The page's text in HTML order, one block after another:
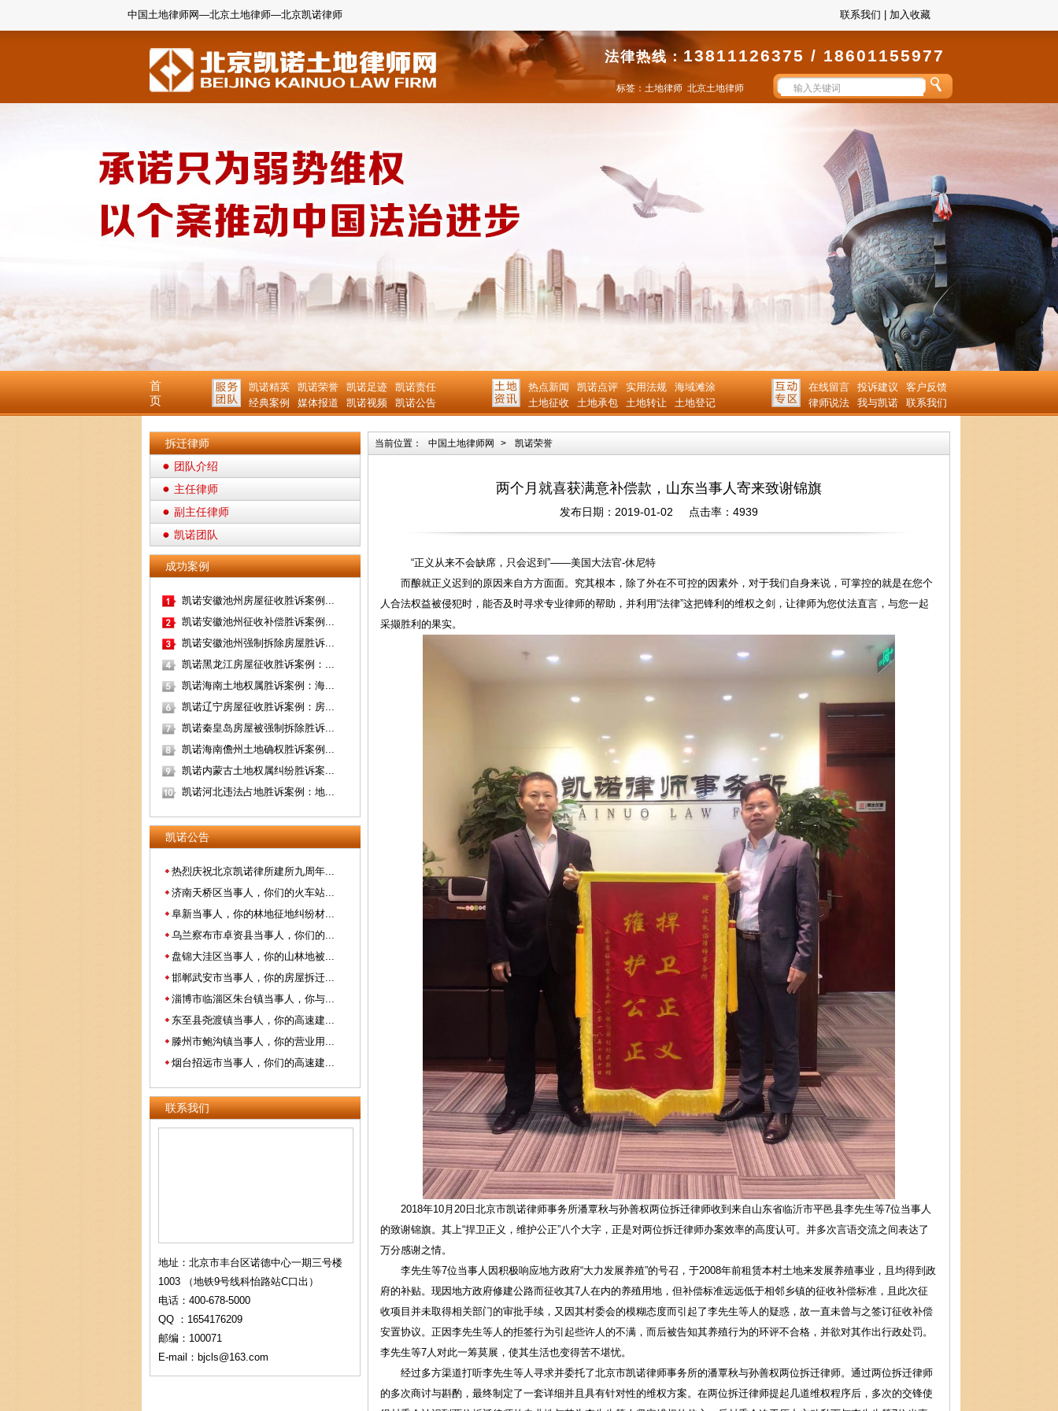
中国土地律师网—北京土地律师—北京凯诺律师 联系我们 加入收藏
法律热线：13811126375 / 18601155977
标签： 土地律师 北京土地律师
首
页
凯诺精英 凯诺荣誉 凯诺足迹
凯诺责任
经典案例
媒体报道 凯诺视频 凯诺公告
热点新闻 凯诺点评 实用法规
海域滩涂
土地征收
土地承包 土地转让 土地登记
在线留言 投诉建议
客户反馈
律师说法
我与凯诺 联系我们
拆迁律师
团队介绍
主任律师
副主任律师
凯诺团队
成功案例
凯诺安徽池州房屋征收胜诉案例...
凯诺安徽池州征收补偿胜诉案例...
凯诺安徽池州强制拆除房屋胜诉...
凯诺黑龙江房屋征收胜诉案例：...
凯诺海南土地权属胜诉案例：海...
凯诺辽宁房屋征收胜诉案例：房...
凯诺秦皇岛房屋被强制拆除胜诉...
凯诺海南儋州土地确权胜诉案例...
凯诺内蒙古土地权属纠纷胜诉案...
凯诺河北违法占地胜诉案例：地...
凯诺公告
热烈庆祝北京凯诺律所建所九周年...
济南天桥区当事人，你们的火车站...
阜新当事人，你的林地征地纠纷材...
乌兰察布市卓资县当事人，你们的...
盘锦大洼区当事人，你的山林地被...
邯郸武安市当事人，你的房屋拆迁...
淄博市临淄区朱台镇当事人，你与...
东至县尧渡镇当事人，你的高速建...
滕州市鲍沟镇当事人，你的营业用...
烟台招远市当事人，你们的高速建...
联系我们
地址：北京市丰台区诺德中心一期三号楼
1003 （地铁9号线科怡路站C口出）
电话：400-678-5000
QQ ：1654176209
邮编：100071
E-mail：bjcls@163.com
当前位置： 中国土地律师网 > 凯诺荣誉
两个月就喜获满意补偿款，山东当事人寄来致谢锦旗
发布日期：2019-01-02 点击率：4939
“正义从来不会缺席，只会迟到”——美国大法官-休尼特
而酿就正义迟到的原因来自方方面面。究其根本，除了外在不可控的因素外，对于我们自身来说，可掌控的就是在您个
人合法权益被侵犯时，能否及时寻求专业律师的帮助，并利用“法律”这把锋利的维权之剑，让律师为您仗法直言，与您一起
采撷胜利的果实。
2018年10月20日北京市凯诺律师事务所潘覃秋与孙善权两位拆迁律师收到来自山东省临沂市平邑县李先生等7位当事人
的致谢锦旗。其上“捍卫正义，维护公正”八个大字，正是对两位拆迁律师办案效率的高度认可。并多次言语交流之间表达了
万分感谢之情。
李先生等7位当事人因积极响应地方政府“大力发展养殖”的号召，于2008年前租赁本村土地来发展养殖事业，且均得到政
府的补贴。现因地方政府修建公路而征收其7人在内的养殖用地，但补偿标准远远低于相邻乡镇的征收补偿标准，且此次征
收项目并未取得相关部门的审批手续，又因其村委会的模糊态度而引起了李先生等人的疑惑，故一直未曾与之签订征收补偿
安置协议。正因李先生等人的拒签行为引起些许人的不满，而后被告知其养殖行为的环评不合格，并欲对其作出行政处罚。
李先生等7人对此一筹莫展，使其生活也变得苦不堪忧。
经过多方渠道打听李先生等人寻求并委托了北京市凯诺律师事务所的潘覃秋与孙善权两位拆迁律师。通过两位拆迁律师
的多次商讨与斟酌，最终制定了一套详细并且具有针对性的维权方案。在两位拆迁律师提起几道维权程序后，多次的交锋使